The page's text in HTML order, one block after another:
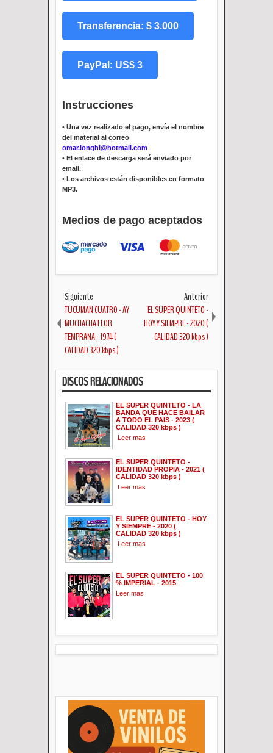
Transferencia: $ 3.000
PayPal: US$ 3
Instrucciones
• Una vez realizado el pago, envía el nombre
del material al correo
omar.longhi@hotmail.com
• El enlace de descarga será enviado por
email.
• Los archivos están disponibles en formato
MP3.
Medios de pago aceptados
Siguiente
TUCUMAN CUATRO - AY
MUCHACHA FLOR
TEMPRANA - 1974 (
CALIDAD 320 kbps )
Anterior
EL SUPER QUINTETO -
HOY Y SIEMPRE - 2020 (
CALIDAD 320 kbps )
DISCOS RELACIONADOS
EL SUPER QUINTETO - LA
BANDA QUE HACE BAILAR
A TODO EL PAIS - 2023 (
CALIDAD 320 kbps )
Leer mas
EL SUPER QUINTETO -
IDENTIDAD PROPIA - 2021 (
CALIDAD 320 kbps )
Leer mas
EL SUPER QUINTETO - HOY
Y SIEMPRE - 2020 (
CALIDAD 320 kbps )
Leer mas
EL SUPER QUINTETO - 100
% IMPERIAL - 2015
Leer mas